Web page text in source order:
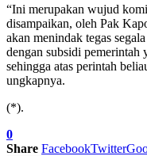
“Ini merupakan wujud
disampaikan, oleh Pak
akan menindak tegas
dengan subsidi pemerintah
sehingga atas perintah
ungkapnya.
(*).
0
Share FacebookTwitter